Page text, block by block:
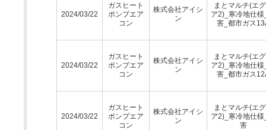
2024/03/22
ガスヒート
ポンプエア
コン
株式会社アイシ
ン
まとマルチ(エ
ア2)_寒冷地仕様
害_都市ガス
2024/03/22
ガスヒート
ポンプエア
コン
株式会社アイシ
ン
まとマルチ(エ
ア2)_寒冷地仕様
害_都市ガス
2024/03/22
ガスヒート
ポンプエア
コン
株式会社アイシ
ン
まとマルチ(エ
ア2)_寒冷地仕様
害